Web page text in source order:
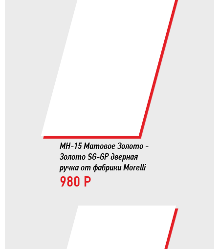
MH-15 Матовое Золото -
Золото SG-GP дверная
ручка от фабрики Morelli
980 Р